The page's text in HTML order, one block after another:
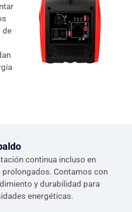
de
continua incluso en
Contamos con
y durabilidad para
energéticas.